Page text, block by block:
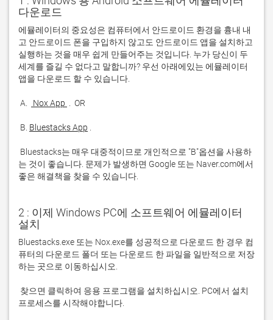
다운로드
에뮬레이터의 중요성은 컴퓨터에서 안드로이드 환경을 흉내 내
고 안드로이드 폰을 구입하지 않고도 안드로이드 앱을 설치하고
실행하는 것을 매우 쉽게 만들어주는 것입니다. 누가 당신이 두
세계를 즐길 수 없다고 말합니까? 우선 아래에있는 에뮬레이터
A. Nox App
B. Bluestacks App
는 것이 좋습니다. 문제가 발생하면 Google 또는 Naver.com에서
좋은 해결책을 찾을 수 있습니다.
2 : 이제 Windows PC에 소프트웨어 에뮬레이터
설치
Bluestacks.exe 또는 Nox.exe를 성공적으로 다운로드 한 경우 컴
퓨터의 다운로드 폴더 또는 다운로드 한 파일을 일반적으로 저장